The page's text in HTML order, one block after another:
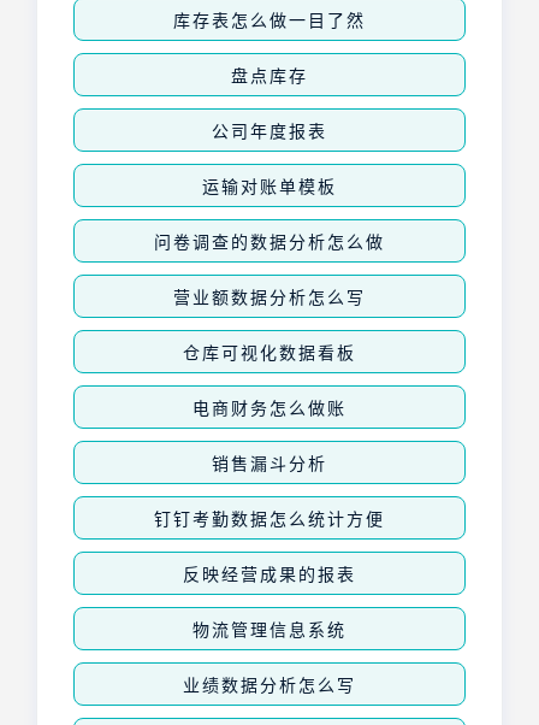
库存表怎么做一目了然
盘点库存
公司年度报表
运输对账单模板
问卷调查的数据分析怎么做
营业额数据分析怎么写
仓库可视化数据看板
电商财务怎么做账
销售漏斗分析
钉钉考勤数据怎么统计方便
反映经营成果的报表
物流管理信息系统
业绩数据分析怎么写